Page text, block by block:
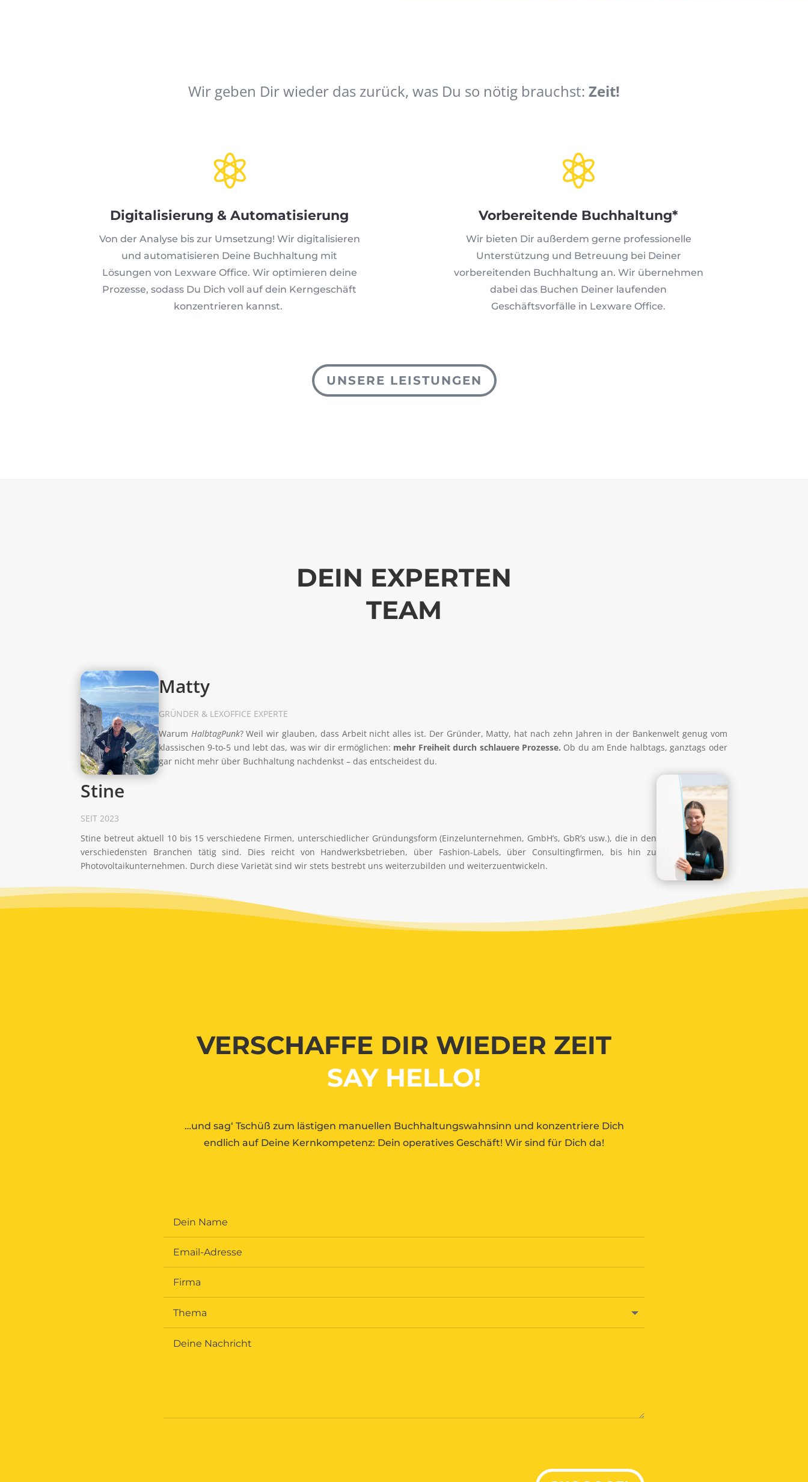
Wir geben Dir wieder das zurück, was Du so nötig brauchst: Zeit!

Digitalisierung & Automatisierung
Von der Analyse bis zur Umsetzung! Wir digitalisieren
und automatisieren Deine Buchhaltung mit
Lösungen von Lexware Office. Wir optimieren deine
Prozesse, sodass Du Dich voll auf dein Kerngeschäft
konzentrieren kannst.

Vorbereitende Buchhaltung*
Wir bieten Dir außerdem gerne professionelle
Unterstützung und Betreuung bei Deiner
vorbereitenden Buchhaltung an. Wir übernehmen
dabei das Buchen Deiner laufenden
Geschäftsvorfälle in Lexware Office.
UNSERE LEISTUNGEN
DEIN EXPERTEN
TEAM
Matty
GRÜNDER & LEXOFFICE EXPERTE
Warum HalbtagPunk? Weil wir glauben, dass Arbeit nicht alles ist. Der Gründer, Matty, hat nach zehn Jahren in der Bankenwelt genug vom
klassischen 9-to-5 und lebt das, was wir dir ermöglichen: mehr Freiheit durch schlauere Prozesse. Ob du am Ende halbtags, ganztags oder
gar nicht mehr über Buchhaltung nachdenkst – das entscheidest du.
Stine
SEIT 2023
Stine betreut aktuell 10 bis 15 verschiedene Firmen, unterschiedlicher Gründungsform (Einzelunternehmen, GmbH’s, GbR’s usw.), die in den
verschiedensten Branchen tätig sind. Dies reicht von Handwerksbetrieben, über Fashion-Labels, über Consultingfirmen, bis hin zu
Photovoltaikunternehmen. Durch diese Varietät sind wir stets bestrebt uns weiterzubilden und weiterzuentwickeln.
VERSCHAFFE DIR WIEDER ZEIT
SAY HELLO!
…und sag‘ Tschüß zum lästigen manuellen Buchhaltungswahnsinn und konzentriere Dich
endlich auf Deine Kernkompetenz: Dein operatives Geschäft! Wir sind für Dich da!